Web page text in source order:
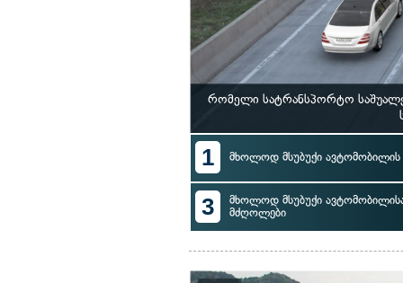
რომელი სატრანსპორტო
1 მხოლოდ მსუბუქი
3
მხოლოდ მსუბუქი
მძღოლები